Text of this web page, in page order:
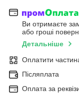
Ви отримаєте
або гроші
Детальніше
Оплатити
Післяплата
Оплата за